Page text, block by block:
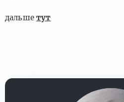
дальшетут